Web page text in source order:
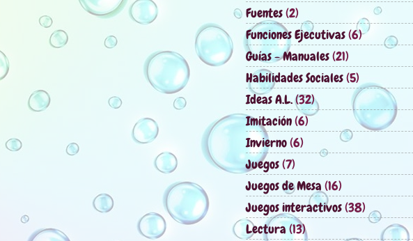
Fuentes(2)
Funciones Ejecutivas(6)
Guías - Manuales(21)
Habilidades Sociales(5)
Ideas A.L.(32)
Imitación(6)
Invierno(6)
Juegos(7)
Juegos de Mesa (16)
Juegos interactivos(38)
Lectura(13)